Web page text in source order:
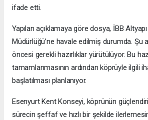
ifade etti.
Yapılan açıklamaya göre dosya, İBB Altyapı
Müdürlüğü’ne havale edilmiş durumda. Şu
öncesi gerekli hazırlıklar yürütülüyor. Bu
tamamlanmasının ardından köprüyle ilgili
başlatılması planlanıyor.
Esenyurt Kent Konseyi, köprünün
sürecin şeffaf ve hızlı bir şekilde